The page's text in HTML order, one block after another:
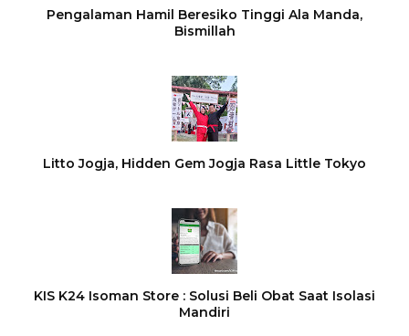
Pengalaman Hamil Beresiko Tinggi Ala Manda,
Bismillah
Litto Jogja, Hidden Gem Jogja Rasa Little Tokyo
KIS K24 Isoman Store : Solusi Beli Obat Saat Isolasi
Mandiri